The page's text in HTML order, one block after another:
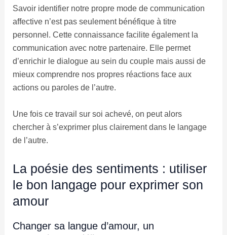
Savoir identifier notre propre mode de communication
affective n’est pas seulement bénéfique à titre
personnel. Cette connaissance facilite également la
communication avec notre partenaire. Elle permet
d’enrichir le dialogue au sein du couple mais aussi de
mieux comprendre nos propres réactions face aux
actions ou paroles de l’autre.
Une fois ce travail sur soi achevé, on peut alors
chercher à s’exprimer plus clairement dans le langage
de l’autre.
La poésie des sentiments : utiliser
le bon langage pour exprimer son
amour
Changer sa langue d’amour, un